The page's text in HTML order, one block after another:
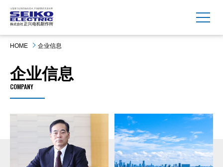
MENU
HOME 企业信息
企业信息
COMPANY